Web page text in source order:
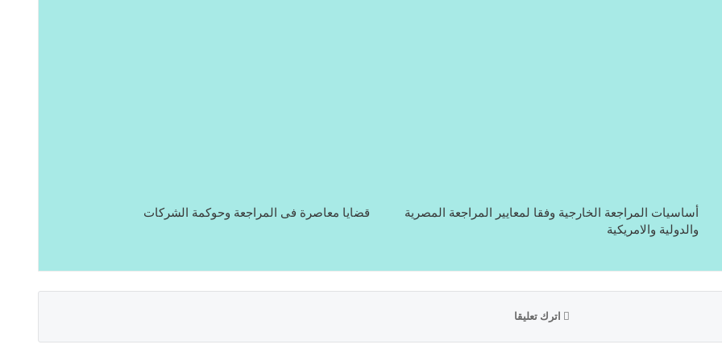
أساسيات المراجعة الخارجية وفقا لمعايير المراجعة المصرية
والدولية والامريكية
قضايا معاصرة فى المراجعة وحوكمة الشركات
اترك تعليقا